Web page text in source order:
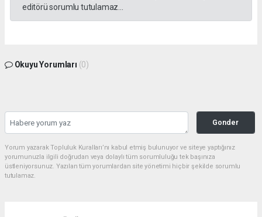
editörü sorumlu tutulamaz...
Okuyu Yorumları (0)
Gonder
Yorum yazarak Topluluk Kuralları’nı kabul etmiş bulunuyor ve siteye yaptığınız
yorumunuzla ilgili doğrudan veya dolaylı tüm sorumluluğu tek başınıza
üstleniyorsunuz. Yazılan tüm yorumlardan site yönetimi hiçbir şekilde sorumlu
tutulamaz.